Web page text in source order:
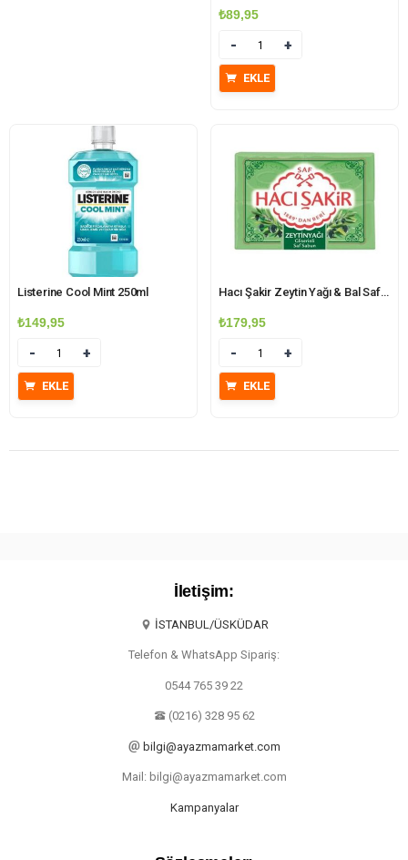
₺89,95
Miktar
EKLE
Listerine Cool Mint 250ml
₺149,95
Miktar
EKLE
Hacı Şakir Zeytin Yağı & Bal Saf Kalıp Sabun 4×150 gr
₺179,95
Miktar
EKLE
İletişim:
İSTANBUL/ÜSKÜDAR
Telefon & WhatsApp Sipariş:
0544 765 39 22
(0216) 328 95 62
bilgi@ayazmamarket.com
Mail: bilgi@ayazmamarket.com
Kampanyalar